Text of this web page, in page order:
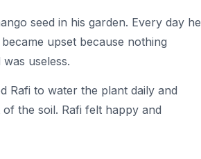
seed in his garden. Every day he
upset because nothing
useless.
Rafi to water the plant daily and
the soil. Rafi felt happy and